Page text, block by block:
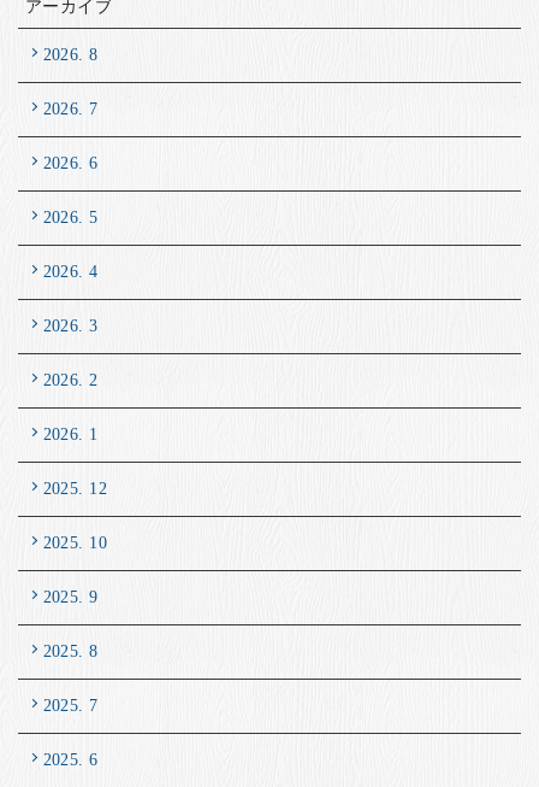
アーカイブ
2026. 8
2026. 7
2026. 6
2026. 5
2026. 4
2026. 3
2026. 2
2026. 1
2025. 12
2025. 10
2025. 9
2025. 8
2025. 7
2025. 6